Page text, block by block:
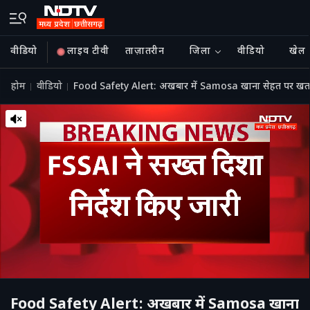
वीडियो लाइव टीवी ताज़ातरीन जिला वीडियो खेल
होम वीडियो Food Safety Alert: अखबार में Samosa खाना सेहत पर
Food Safety Alert: अखबार में Samosa खाना